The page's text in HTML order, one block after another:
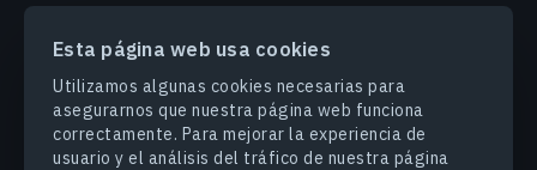
Esta página web usa cookies
Utilizamos algunas cookies necesarias para
asegurarnos que nuestra página web funciona
correctamente. Para mejorar la experiencia de
usuario y el análisis del tráfico de nuestra página
PRODUCTOS Y SOLUCIONES
INDUSTRIAS